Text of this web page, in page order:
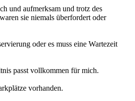
und aufmerksam und trotz des
sie niemals überfordert oder
oder es muss eine Wartezeit
passt vollkommen für mich.
vorhanden.